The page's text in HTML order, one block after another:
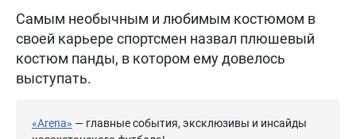
Самым необычным и любимым костюмом в
своей карьере спортсмен назвал плюшевый
костюм панды, в котором ему довелось
выступать.
«Arena» — главные события, эксклюзивы и инсайды